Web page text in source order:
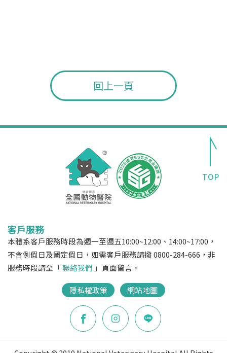
回上一頁
客戶服務
本體系客戶服務時段為週一至週五10:00~12:00、14:00~17:00，
不含例假日及國定假日，如需客戶服務請撥 0800-284-666，非
服務時段請至「聯絡我們 」頁面留言。
隱私權政策 網站地圖